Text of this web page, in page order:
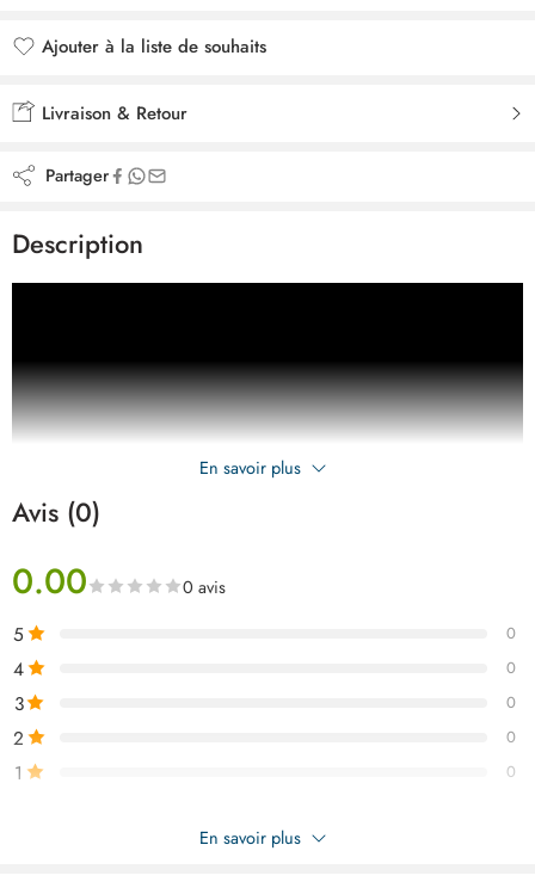
Ajouter à la liste de souhaits
Livraison & Retour
Partager
Description
En savoir plus
Avis (0)
0.00 0 avis
5 0
4 0
3 0
2 0
1 0
Soyez le premier à donner votre avis sur “TOTAL agrafeuse 3en1
THT31143”
En savoir plus